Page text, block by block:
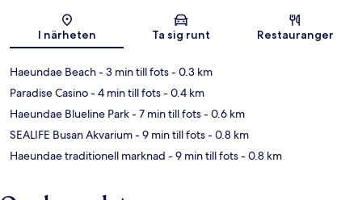
I närheten Ta sig runt Restauranger
Haeundae Beach- 3 min till fots- 0.3 km
Paradise Casino- 4 min till fots- 0.4 km
Haeundae Blueline Park- 7 min till fots- 0.6 km
SEALIFE Busan Akvarium- 9 min till fots- 0.8 km
Haeundae traditionell marknad - 9 min till fots- 0.8 km